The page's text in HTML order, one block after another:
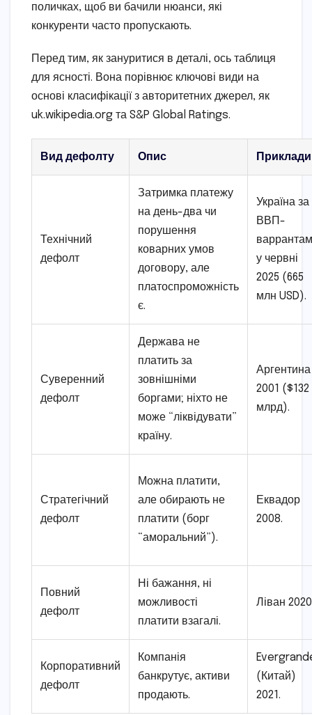
поличках, щоб ви бачили нюанси, які
конкуренти часто пропускають.
Перед тим, як зануритися в деталі, ось таблиця
для ясності. Вона порівнює ключові види на
основі класифікації з авторитетних джерел, як
uk.wikipedia.org та S&P Global Ratings.
Вид дефолту Опис Приклади
Технічний
дефолт
Затримка платежу
на день-два чи
порушення
коварних умов
договору, але
платоспроможність
є.
Україна за
ВВП-
у червні
2025 (665
млн USD).
Суверенний
дефолт
Держава не
платить за
зовнішніми
боргами; ніхто не
може “ліквідувати”
країну.
Аргентина
2001 ($132
млрд).
Стратегічний
дефолт
Можна платити,
але обирають не
платити (борг
“аморальний”).
Еквадор
2008.
Повний
дефолт
Ні бажання, ні
можливості
платити взагалі.
Ліван
Корпоративний
дефолт
Компанія
банкрутує, активи
продають.
(Китай)
2021.